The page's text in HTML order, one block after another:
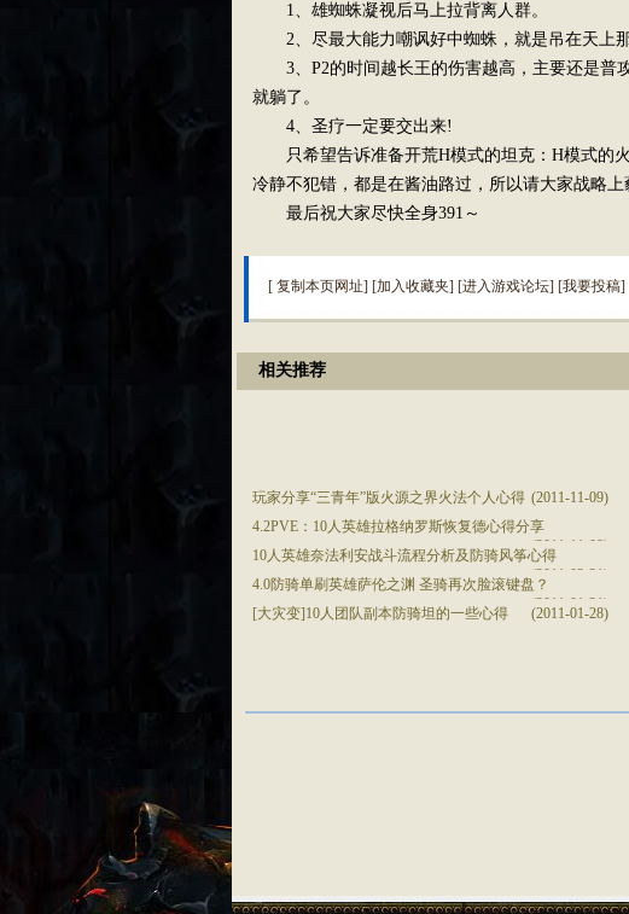
1、雄蜘蛛凝视后马上拉背离人群。
2、尽最大能力嘲讽好中蜘蛛，就是吊在天上那
3、P2的时间越长王的伤害越高，主要还是普
就躺了。
4、圣疗一定要交出来!
只希望告诉准备开荒H模式的坦克：H模式的
冷静不犯错，都是在酱油路过，所以请大家战略上
最后祝大家尽快全身391～
[复制本页网址] [加入收藏夹] [进入游戏论坛] [我要投稿]
相关推荐
玩家分享“三青年”版火源之界火法个人心得 (2011-11-09)
4.2PVE：10人英雄拉格纳罗斯恢复德心得分享
(2011-11-08)
10人英雄奈法利安战斗流程分析及防骑风筝心得
(2011-03-31)
4.0防骑单刷英雄萨伦之渊 圣骑再次脸滚键盘？
(2011-01-31)
[大灾变]10人团队副本防骑坦的一些心得 (2011-01-28)